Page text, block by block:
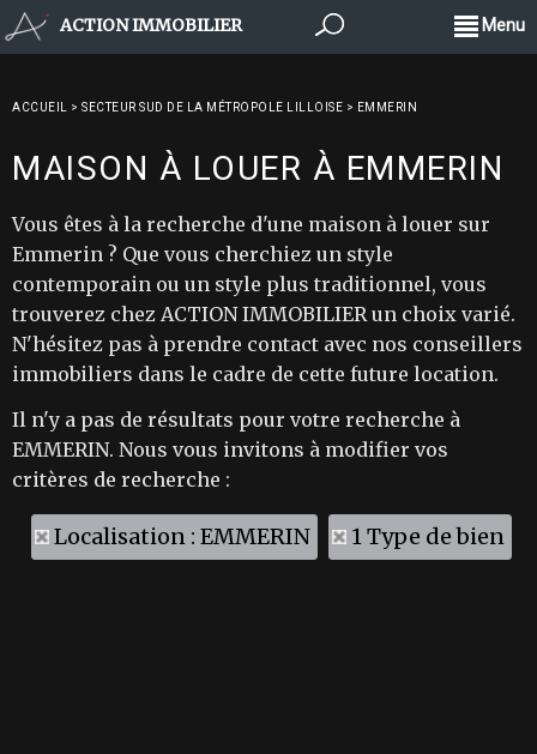
ACTION IMMOBILIER Menu
ACCUEIL > SECTEUR SUD DE LA MÉTROPOLE LILLOISE > EMMERIN
MAISON À LOUER À EMMERIN
Vous êtes à la recherche d'une maison à louer sur
Emmerin ? Que vous cherchiez un style
contemporain ou un style plus traditionnel, vous
trouverez chez ACTION IMMOBILIER un choix varié.
N'hésitez pas à prendre contact avec nos conseillers
immobiliers dans le cadre de cette future location.
Il n'y a pas de résultats pour votre recherche à
EMMERIN. Nous vous invitons à modifier vos
critères de recherche :
Localisation : EMMERIN 1 Type de bien